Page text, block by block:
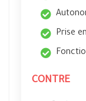
Prise
CONTRE